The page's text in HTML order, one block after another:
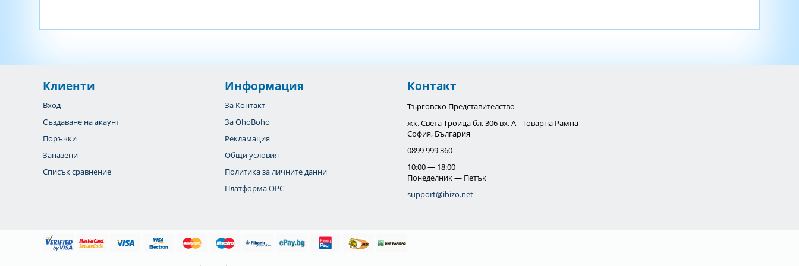
Клиенти
Вход
Създаване на акаунт
Поръчки
Запазени
Списък сравнение
Информация
За Контакт
За OhoBoho
Рекламация
Общи условия
Политика за личните данни
Платформа OPC
Контакт
Търговско Представителство
жк. Света Троица бл. 306 вх. А - Товарна Рампа
София, България
0899 999 360
10:00 — 18:00
Понеделник — Петък
support@ibizo.net